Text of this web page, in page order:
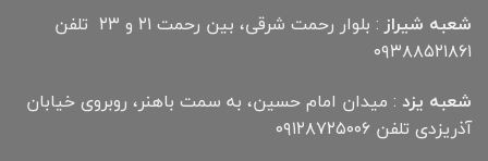
شعبه شیراز
: بلوار رحمت شرقی، بین رحمت ۲۱ و ۲۳ تلفن
۰۹۳۸۸۵۲۱۸۶۱
شعبه یزد : میدان امام حسین، به سمت باهنر، روبروی خیابان
آذریزدی تلفن ۰۹۱۲۸۷۲۵۰۰۶